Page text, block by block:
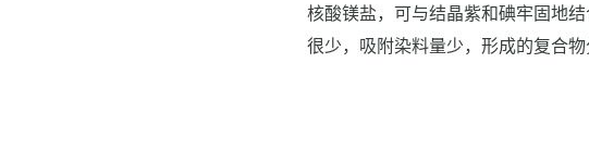
核酸镁盐，可与结晶紫和碘牢固地
很少，吸附染料量少，形成的复合物